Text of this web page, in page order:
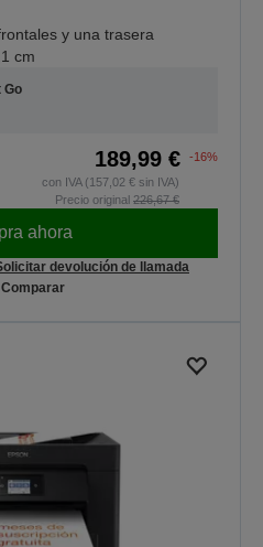
y una trasera
cm
Go
189,99 €
-16%
con IVA (157,02 € sin IVA)
Precio original 226,67 €
ahora
devolución de llamada
Comparar